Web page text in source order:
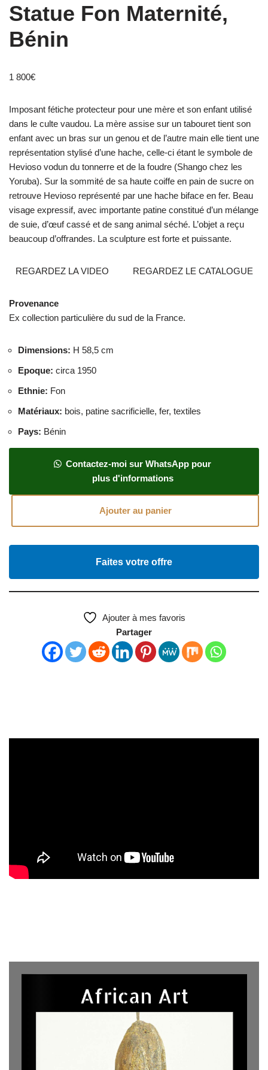
Statue Fon Maternité,
Bénin
1 800€
Imposant fétiche protecteur pour une mère et son enfant utilisé
dans le culte vaudou. La mère assise sur un tabouret tient son
enfant avec un bras sur un genou et de l’autre main elle tient une
représentation stylisé d’une hache, celle-ci étant le symbole de
Hevioso vodun du tonnerre et de la foudre (Shango chez les
Yoruba). Sur la sommité de sa haute coiffe en pain de sucre on
retrouve Hevioso représenté par une hache biface en fer. Beau
visage expressif, avec importante patine constitué d’un mélange
de suie, d’œuf cassé et de sang animal séché. L’objet a reçu
beaucoup d’offrandes. La sculpture est forte et puissante.
REGARDEZ LA VIDEO REGARDEZ LE CATALOGUE
Provenance
Ex collection particulière du sud de la France.
Dimensions: H 58,5 cm
Epoque: circa 1950
Ethnie: Fon
Matériaux: bois, patine sacrificielle, fer, textiles
Pays: Bénin
Contactez-moi sur WhatsApp pour
plus d'informations
Ajouter au panier
Faites votre offre
Ajouter à mes favoris
Partager